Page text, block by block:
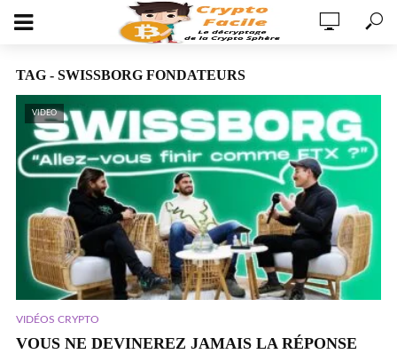
TAG - SWISSBORG FONDATEURS
VIDEO
VIDÉOS CRYPTO
VOUS NE DEVINEREZ JAMAIS LA RÉPONSE